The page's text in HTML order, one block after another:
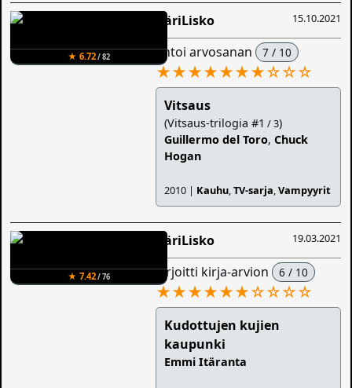
★ 6.72/ 82
15.10.2021
ÄäriLisko
antoi arvosanan 7 / 10
★★★★★★★☆☆☆
Vitsaus
(Vitsaus-trilogia #1 / 3)
Guillermo del Toro,Chuck
Hogan
2010 | Kauhu,TV-sarja,Vampyyrit
★ 7.42/ 76
19.03.2021
ÄäriLisko
kirjoitti kirja-arvion 6 / 10
★★★★★★☆☆☆☆
Kudottujen kujien
kaupunki
Emmi Itäranta